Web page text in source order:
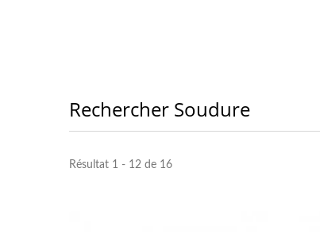
Rechercher Soudure
Résultat 1 - 12 de 16